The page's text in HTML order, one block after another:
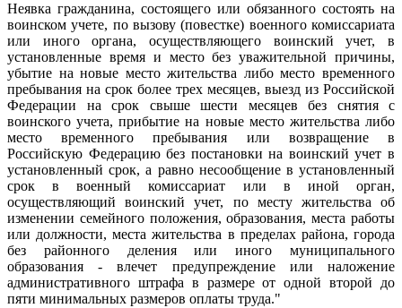
Неявка гражданина, состоящего или обязанного состоять на
воинском учете, по вызову (повестке) военного комиссариата
или иного органа, осуществляющего воинский учет, в
установленные время и место без уважительной причины,
убытие на новые место жительства либо место временного
пребывания на срок более трех месяцев, выезд из Российской
Федерации на срок свыше шести месяцев без снятия с
воинского учета, прибытие на новые место жительства либо
место временного пребывания или возвращение в
Российскую Федерацию без постановки на воинский учет в
установленный срок, а равно несообщение в установленный
срок в военный комиссариат или в иной орган,
осуществляющий воинский учет, по месту жительства об
изменении семейного положения, образования, места работы
или должности, места жительства в пределах района, города
без районного деления или иного муниципального
образования - влечет предупреждение или наложение
административного штрафа в размере от одной второй до
пяти минимальных размеров оплаты труда."